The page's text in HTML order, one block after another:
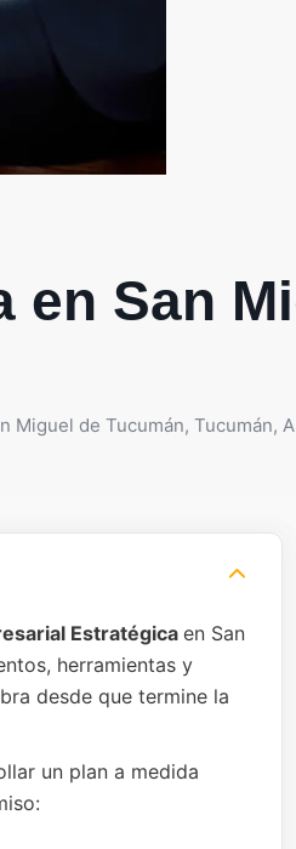
en San
Miguel de Tucumán, Tucumán,
Estratégica en San
herramientas y
desde que termine la
un plan a medida